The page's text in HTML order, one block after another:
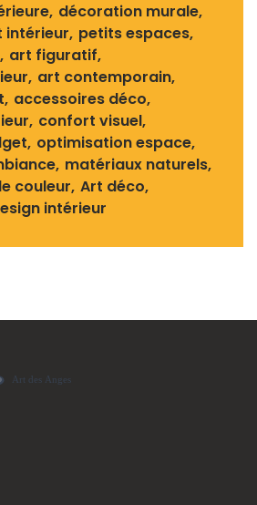
décoration murale
intérieur petits espaces
art figuratif
art contemporain
accessoires déco
confort visuel
optimisation espace
matériaux naturels
couleur Art déco
intérieur